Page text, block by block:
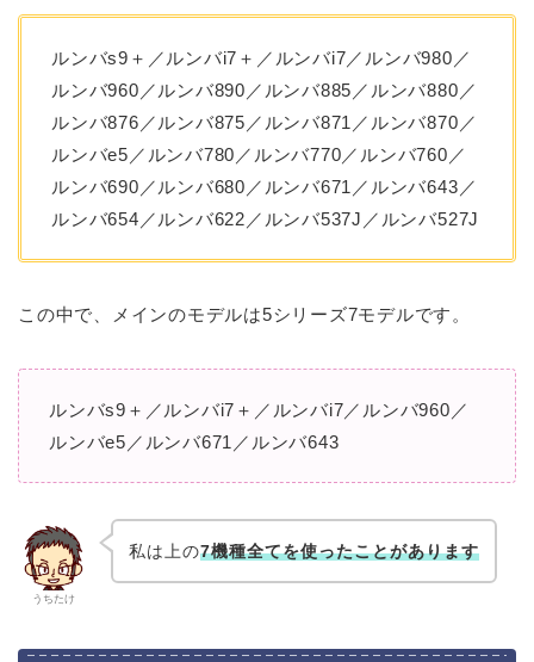
ルンバs9＋／ルンバi7＋／ルンバi7／ルンバ980／
ルンバ960／ルンバ890／ルンバ885／ルンバ880／
ルンバ876／ルンバ875／ルンバ871／ルンバ870／
ルンバe5／ルンバ780／ルンバ770／ルンバ760／
ルンバ690／ルンバ680／ルンバ671／ルンバ643／
ルンバ654／ルンバ622／ルンバ537J／ルンバ527J
この中で、メインのモデルは5シリーズ7モデルです。
ルンバs9＋／ルンバi7＋／ルンバi7／ルンバ960／
ルンバe5／ルンバ671／ルンバ643
うちたけ
私は上の7機種全てを使ったことがあります